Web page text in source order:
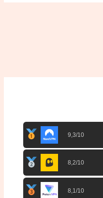
9,3/10
8,2/10
8,1/10